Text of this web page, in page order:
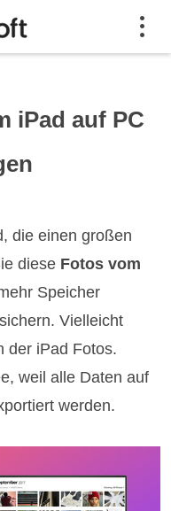
iPad auf PC
die einen großen
diese Fotos vom
Speicher
Vielleicht
der iPad Fotos.
weil alle Daten auf
werden.